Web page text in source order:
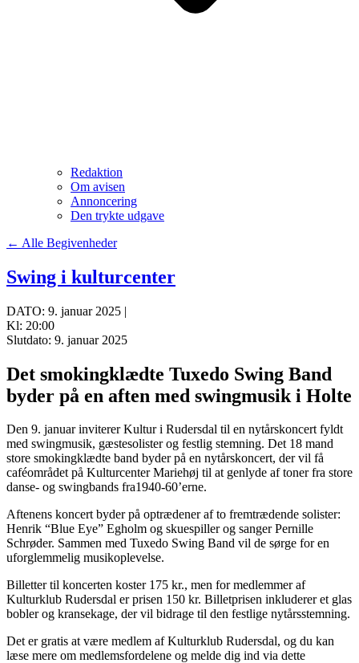
Redaktion
Om avisen
Annoncering
Den trykte udgave
← Alle Begivenheder
Swing i kulturcenter
DATO: 9. januar 2025 |
Kl: 20:00
Slutdato: 9. januar 2025
Det smokingklædte Tuxedo Swing Band
byder på en aften med swingmusik i Holte
Den 9. januar inviterer Kultur i Rudersdal til en nytårskoncert fyldt
med swingmusik, gæstesolister og festlig stemning. Det 18 mand
store smokingklædte band byder på en nytårskoncert, der vil få
caféområdet på Kulturcenter Mariehøj til at genlyde af toner fra store
danse- og swingbands fra1940-60’erne.
Aftenens koncert byder på optrædener af to fremtrædende solister:
Henrik “Blue Eye” Egholm og skuespiller og sanger Pernille
Schrøder. Sammen med Tuxedo Swing Band vil de sørge for en
uforglemmelig musikoplevelse.
Billetter til koncerten koster 175 kr., men for medlemmer af
Kulturklub Rudersdal er prisen 150 kr. Billetprisen inkluderer et glas
bobler og kransekage, der vil bidrage til den festlige nytårsstemning.
Det er gratis at være medlem af Kulturklub Rudersdal, og du kan
læse mere om medlemsfordelene og melde dig ind via dette